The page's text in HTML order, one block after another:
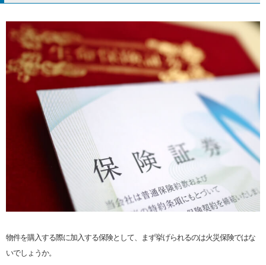
物件を購入する際に加入する保険として、まず挙げられるのは火災保険ではな
いでしょうか。